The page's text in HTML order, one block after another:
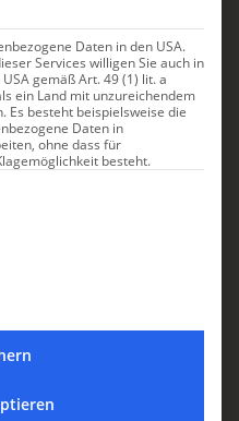
in der Emilia-
und
mit
Daten in den USA.
Services willigen Sie auch in
gemäß Art. 49 (1) lit. a
ein Land mit unzureichendem
Es besteht beispielsweise die
Daten in
ohne dass für
besteht.
Gruppen, für die eine